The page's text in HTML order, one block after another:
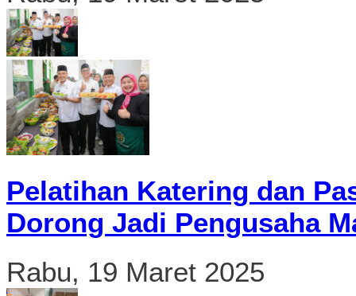
Pelatihan Katering dan
Dorong Jadi Pengusaha
Rabu, 19 Maret 2025